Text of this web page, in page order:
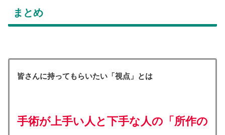
まとめ
皆さんに持ってもらいたい「視点」とは
手術が上手い人と下手な人の「所作の